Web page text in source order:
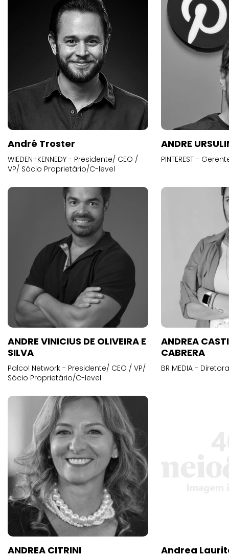
André Troster
WIEDEN+KENNEDY - Presidente/ CEO /
VP/ Sócio Proprietário/C-level
ANDRE
PINTEREST -
ANDRE VINICIUS DE OLIVEIRA E
SILVA
Palco! Network - Presidente/ CEO / VP/
Sócio Proprietário/C-level
ANDREA
CABRERA
BR MEDIA -
ANDREA CITRINI Andrea